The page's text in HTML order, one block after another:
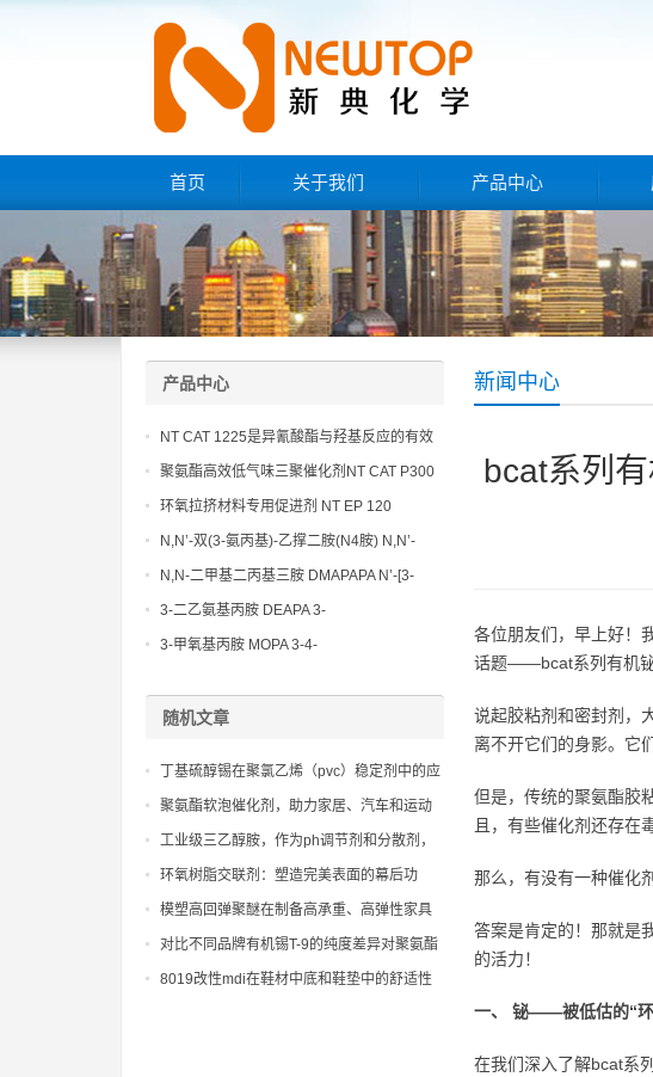
首页 关于我们 产品中心
新闻中心
bcat系列
各位朋友们，早上好！
话题——bcat系列有机铋
说起胶粘剂和密封剂，
离不开它们的身影。它
但是，传统的聚氨酯胶
且，有些催化剂还存在
那么，有没有一种催化
答案是肯定的！那就是
的活力！
一、 铋——被低估的“
在我们深入了解bcat系
产品中心
NT CAT 1225是异氰酸酯与羟基反应的有效
催化剂
聚氨酯高效低气味三聚催化剂NT CAT P300
环氧拉挤材料专用促进剂 NT EP 120
N,N’-双(3-氨丙基)-乙撑二胺(N4胺) N,N’-
Bis(3-aminopropyl)-ethylenediamine CAS
No10563-26-5
N,N-二甲基二丙基三胺 DMAPAPA N’-[3-
(dimethylamino)propyllpropane-1,3-
diamine CAS No10563-29-8
3-二乙氨基丙胺 DEAPA 3-
(Diethylamino)propylamine CAS No 104-
3-甲氧基丙胺 MOPA 3-4-
随机文章
丁基硫醇锡在聚氯乙烯（pvc）稳定剂中的应
用案例研究
聚氨酯软泡催化剂，助力家居、汽车和运动
器材等领域发展
工业级三乙醇胺，作为ph调节剂和分散剂，
在多个领域发挥关键作用
环氧树脂交联剂：塑造完美表面的幕后功
臣，展现极致美学
模塑高回弹聚醚在制备高承重、高弹性家具
用海绵中的应用
对比不同品牌有机锡T-9的纯度差异对聚氨酯
泡沫孔径大小和均匀度的影响值
8019改性mdi在鞋材中底和鞋垫中的舒适性